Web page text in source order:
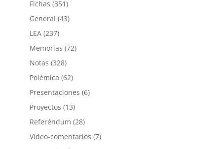
Fichas (351)
General (43)
LEA(237)
Memorias (72)
Notas (328)
Polémica (62)
Presentaciones (6)
Proyectos (13)
Referéndum (28)
Video-comentarios (7)